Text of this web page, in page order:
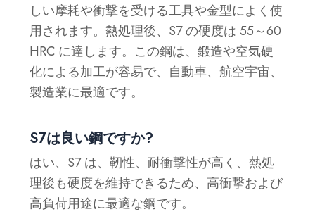
しい摩耗や衝撃を受ける工具や金型によく使
用されます。熱処理後、S7 の硬度は 55～60
HRC に達します。この鋼は、鍛造や空気硬
化による加工が容易で、自動車、航空宇宙、
製造業に最適です。
S7は良い鋼ですか?
はい、S7 は、靭性、耐衝撃性が高く、熱処
理後も硬度を維持できるため、高衝撃および
高負荷用途に最適な鋼です。